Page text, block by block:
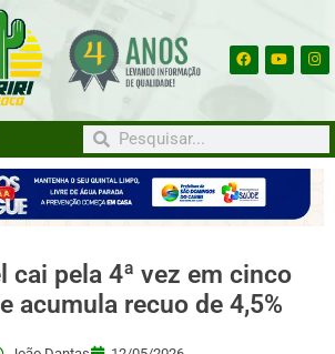
cai pela 4ª vez em cinco
acumula recuo de 4,5%